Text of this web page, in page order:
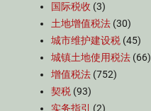
国际税收 (3)
土地增值税法 (30)
城市维护建设税 (45)
城镇土地使用税法 (66)
增值税法 (752)
契税 (93)
实务指引
(2)